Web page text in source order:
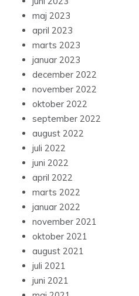
maj 2023
april 2023
marts 2023
januar 2023
december 2022
november 2022
oktober 2022
september 2022
august 2022
juli 2022
juni 2022
april 2022
marts 2022
januar 2022
november 2021
oktober 2021
august 2021
juli 2021
juni 2021